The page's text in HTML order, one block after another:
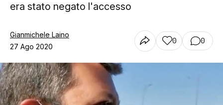
era stato negato l'accesso
Gianmichele Laino
27 Ago 2020
0 0